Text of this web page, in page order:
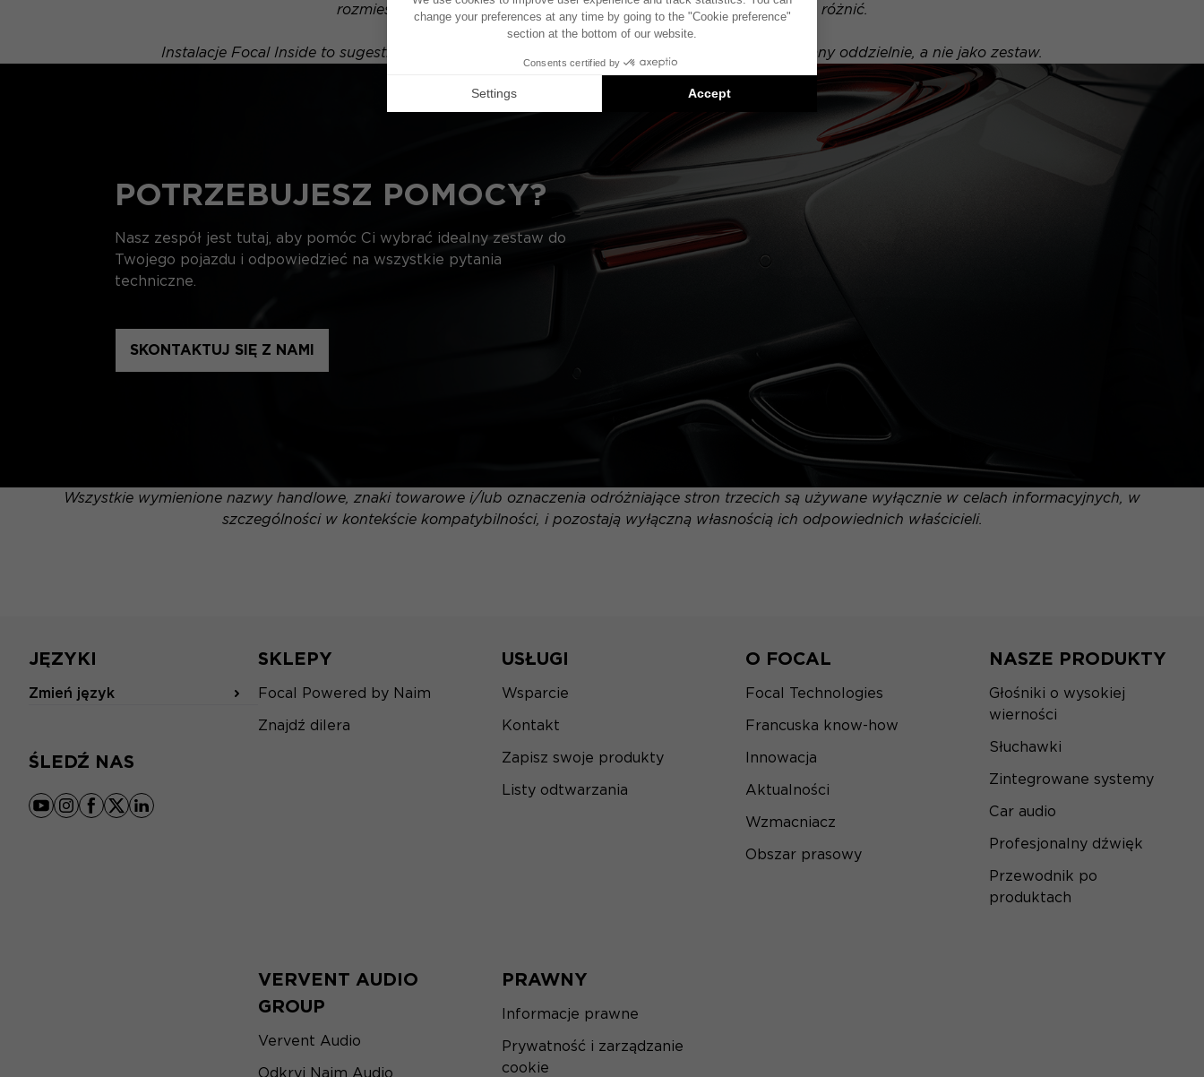
rozmieszczenie elementów przedstawionych na schemacie może się różnić.
Instalacje Focal Inside to sugestie kompatybilnych produktów: każdy element jest sprzedawany oddzielnie, a nie jako zestaw.
POTRZEBUJESZ POMOCY?
Nasz zespół jest tutaj, aby pomóc Ci wybrać idealny zestaw do
Twojego pojazdu i odpowiedzieć na wszystkie pytania
techniczne.
SKONTAKTUJ SIĘ Z NAMI
Wszystkie wymienione nazwy handlowe, znaki towarowe i/lub oznaczenia odróżniające stron trzecich są używane wyłącznie w celach informacyjnych, w
szczególności w kontekście kompatybilności, i pozostają wyłączną własnością ich odpowiednich właścicieli.
JĘZYKI
Zmień język
ŚLEDŹ NAS
youtube
instagram
facebook
x linkedin
SKLEPY
Focal Powered by Naim
Znajdź dilera
USŁUGI
Wsparcie
Kontakt
Zapisz swoje produkty
Listy odtwarzania
O FOCAL
Focal Technologies
Francuska know-how
Innowacja
Aktualności
Wzmacniacz
Obszar prasowy
NASZE PRODUKTY
Głośniki o wysokiej
wierności
Słuchawki
Zintegrowane systemy
Car audio
Profesjonalny dźwięk
Przewodnik po
produktach
VERVENT AUDIO
GROUP
Vervent Audio
Odkryj Naim Audio
PRAWNY
Informacje prawne
Prywatność i zarządzanie
cookie